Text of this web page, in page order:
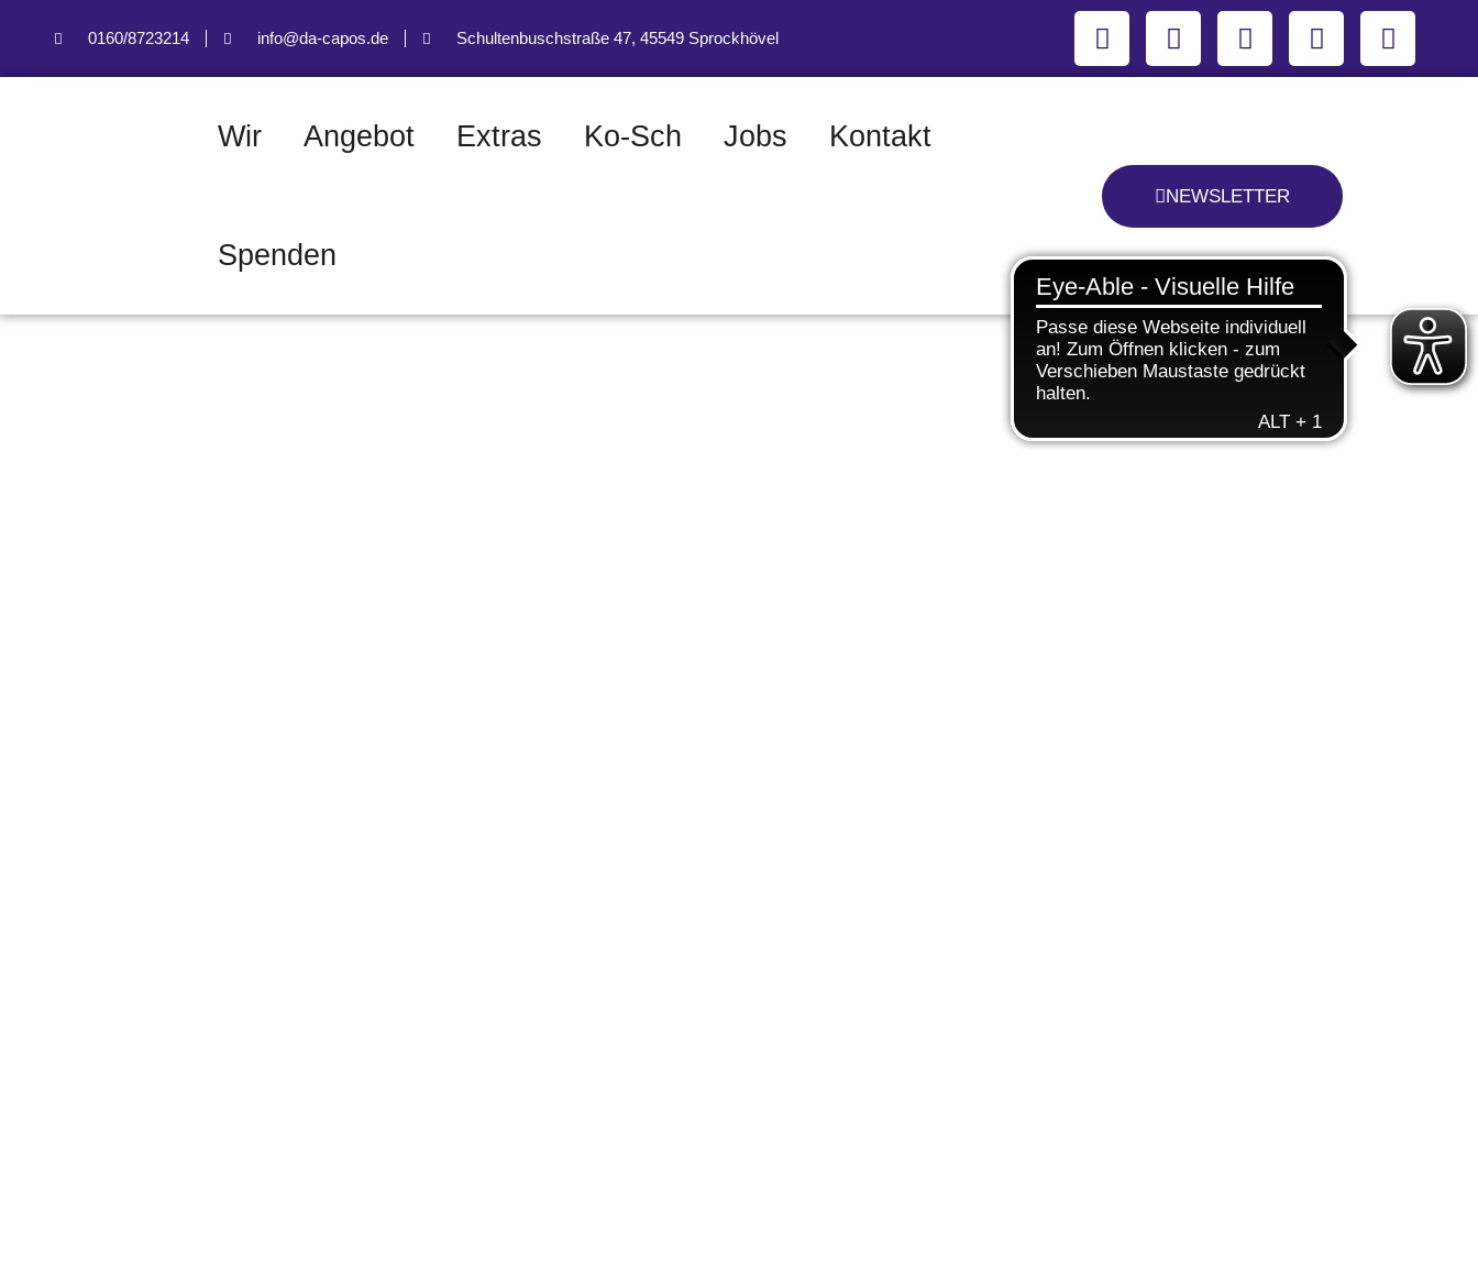
0160/8723214 info@da-capos.de Schultenbuschstraße 47, 45549 Sprockhövel
Wir Angebot Extras Ko-Sch Jobs Kontakt
Spenden
NEWSLETTER